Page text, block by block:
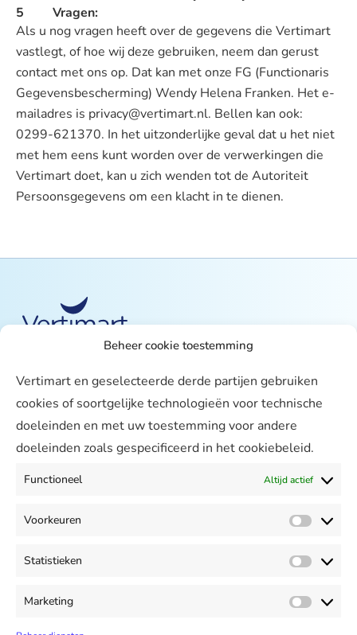
Beheer cookie toestemming
Vertimart en geselecteerde derde partijen gebruiken
cookies of soortgelijke technologieën voor technische
doeleinden en met uw toestemming voor andere
doeleinden zoals gespecificeerd in het cookiebeleid.
Functioneel Altijd actief
Voorkeuren
Statistieken
Marketing
5 Vragen:
Als u nog vragen heeft over de gegevens die Vertimart
vastlegt, of hoe wij deze gebruiken, neem dan gerust
contact met ons op. Dat kan met onze FG (Functionaris
Gegevensbescherming) Wendy Helena Franken. Het e-
mailadres is privacy@vertimart.nl. Bellen kan ook:
0299-621370. In het uitzonderlijke geval dat u het niet
met hem eens kunt worden over de verwerkingen die
Vertimart doet, kan u zich wenden tot de Autoriteit
Persoonsgegevens om een klacht in te dienen.
Vertimart
Werken bij
Agenda
Support
Meekijken
Mijn Vertimart
+31 299 621370